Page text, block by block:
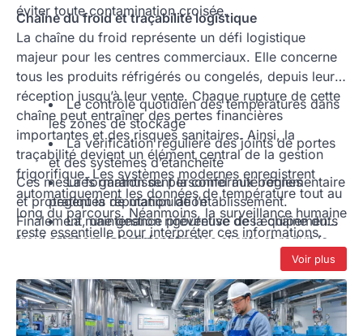
éviter toute contamination croisée.
Chaîne du froid et traçabilité logistique
La chaîne du froid représente un défi logistique
majeur pour les centres commerciaux. Elle concerne
tous les produits réfrigérés ou congelés, depuis leur
réception jusqu’à leur vente. Chaque rupture de cette
chaîne peut entraîner des pertes financières
importantes et des risques sanitaires. Ainsi, la
traçabilité devient un élément central de la gestion
frigorifique. Les systèmes modernes enregistrent
automatiquement les données de température tout au
long du parcours. Néanmoins, la surveillance humaine
reste essentielle pour interpréter ces informations.
Les responsables maintenance doivent mettre en
Le contrôle quotidien des températures dans
les zones de stockage
La vérification régulière des joints de portes
et des systèmes d’étanchéité
La formation du personnel aux bonnes
pratiques de manipulation
La maintenance préventive des équipements
selon un calendrier strict
La documentation complète de tous les
incidents thermiques
Ces mesures garantissent la conformité réglementaire
et protègent la réputation de l’établissement.
Finalement, une gestion rigoureuse de la chaîne du
froid améliore la satisfaction des clients et réduit le
Voir plus